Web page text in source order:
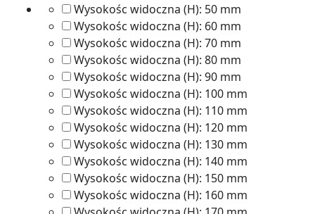
Wysokośc widoczna (H): 50 mm
Wysokośc widoczna (H): 60 mm
Wysokośc widoczna (H): 70 mm
Wysokośc widoczna (H): 80 mm
Wysokośc widoczna (H): 90 mm
Wysokośc widoczna (H): 100 mm
Wysokośc widoczna (H): 110 mm
Wysokośc widoczna (H): 120 mm
Wysokośc widoczna (H): 130 mm
Wysokośc widoczna (H): 140 mm
Wysokośc widoczna (H): 150 mm
Wysokośc widoczna (H): 160 mm